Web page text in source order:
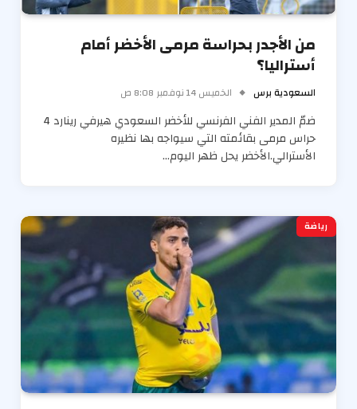
من الأجدر بحراسة مرمى الأخضر أمام
أستراليا؟
السعودية برس الخميس 14 نوفمبر 8:08 ص
ضمّ المدير الفني الفرنسي للأخضر السعودي هيرفي رينارد 4
حراس مرمى بقائمته التي سيواجه بها نظيره
الأسترالي.الأخضر يحل ظهر اليوم…
رياضة